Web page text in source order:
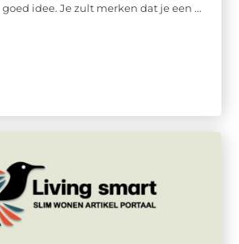
idee. Je zult merken dat je een ...